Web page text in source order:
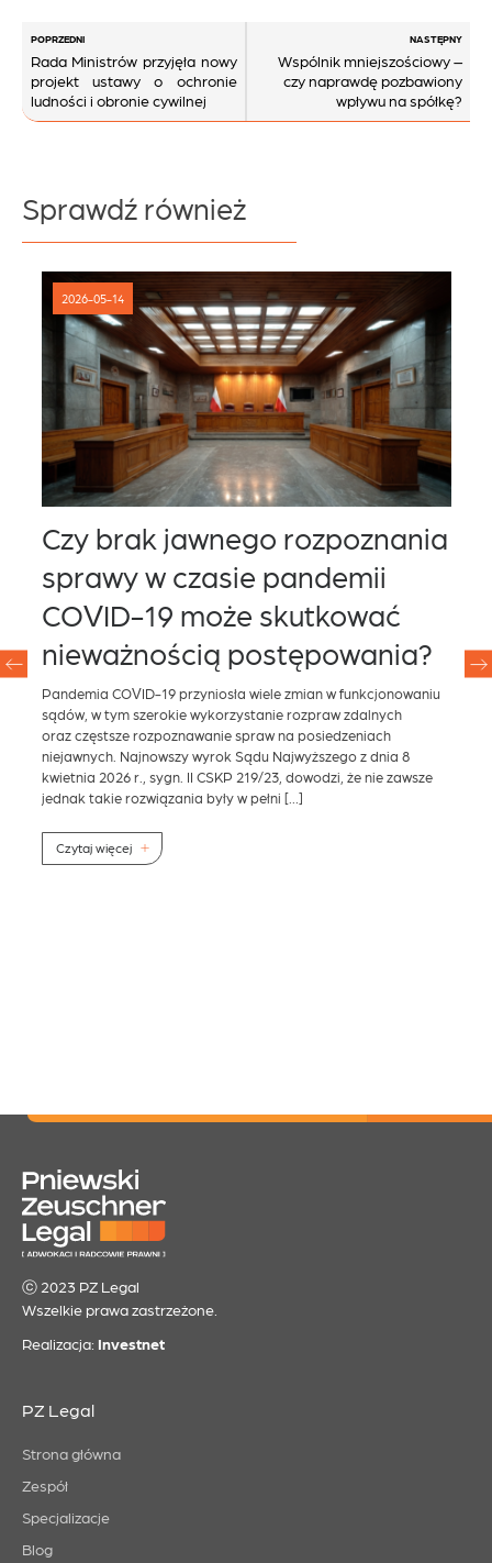
Nawigacja
wpisu
POPRZEDNI
Rada Ministrów przyjęła nowy
projekt ustawy o ochronie
ludności i obronie cywilnej
NASTĘPNY
Wspólnik mniejszościowy –
czy naprawdę pozbawiony
wpływu na spółkę?
Sprawdź również
2026-05-14
Czy brak jawnego rozpoznania
sprawy w czasie pandemii
COVID-19 może skutkować
nieważnością postępowania?
Pandemia COVID-19 przyniosła wiele zmian w funkcjonowaniu
sądów, w tym szerokie wykorzystanie rozpraw zdalnych
oraz częstsze rozpoznawanie spraw na posiedzeniach
niejawnych. Najnowszy wyrok Sądu Najwyższego z dnia 8
kwietnia 2026 r., sygn. II CSKP 219/23, dowodzi, że nie zawsze
jednak takie rozwiązania były w pełni […]
Czytaj więcej
ⓒ 2023 PZ Legal
Wszelkie prawa zastrzeżone.
Realizacja: Investnet
PZ Legal
Strona główna
Zespół
Specjalizacje
Blog